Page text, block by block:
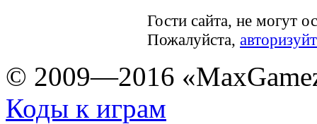
Гости сайта, не могут
Пожалуйста,
© 2009—2016
Коды к играм